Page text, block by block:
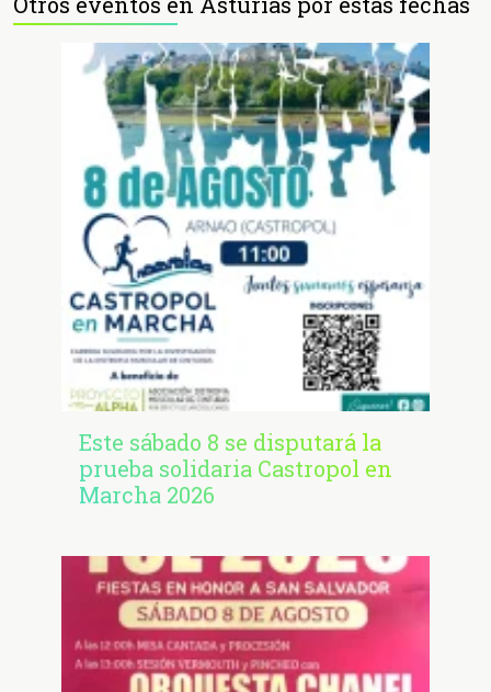
Este sábado 8 se disputará la
prueba solidaria Castropol en
Marcha 2026